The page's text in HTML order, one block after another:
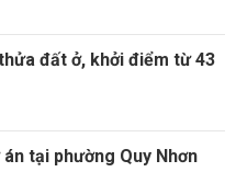
đất ở, khởi điểm từ 43
tại phường Quy Nhơn